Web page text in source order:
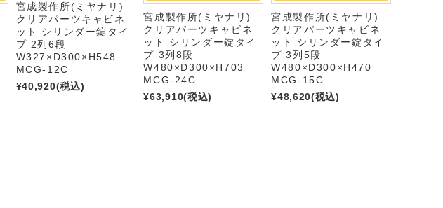
宮成製作所(ミヤナリ)
クリアパーツキャビネ
ット シリンダー錠タイ
プ 2列6段
W327×D300×H548
MCG-12C
¥40,920(税込)
宮成製作所(ミヤナリ)
クリアパーツキャビネ
ット シリンダー錠タイ
プ 3列8段
W480×D300×H703
MCG-24C
¥63,910(税込)
宮成製作所(ミヤナリ)
クリアパーツキャビネ
ット シリンダー錠タイ
プ 3列5段
W480×D300×H470
MCG-15C
¥48,620(税込)